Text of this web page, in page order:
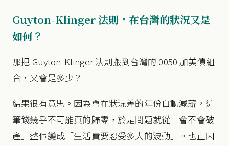
Guyton-Klinger 法則，在台灣的狀況又是
如何？
那把 Guyton-Klinger 法則搬到台灣的 0050 加美債組
合，又會是多少？
結果很有意思。因為會在狀況差的年份自動減薪，這
筆錢幾乎不可能真的歸零，於是問題就從「會不會破
產」整個變成「生活費要忍受多大的波動」。也正因